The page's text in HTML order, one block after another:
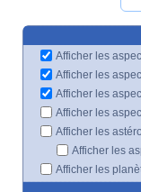
Afficher les
Afficher les
Afficher les
Afficher les
Afficher les
Afficher les
Afficher les